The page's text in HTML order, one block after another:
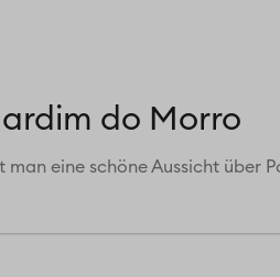
do Morro
man eine schöne Aussicht über